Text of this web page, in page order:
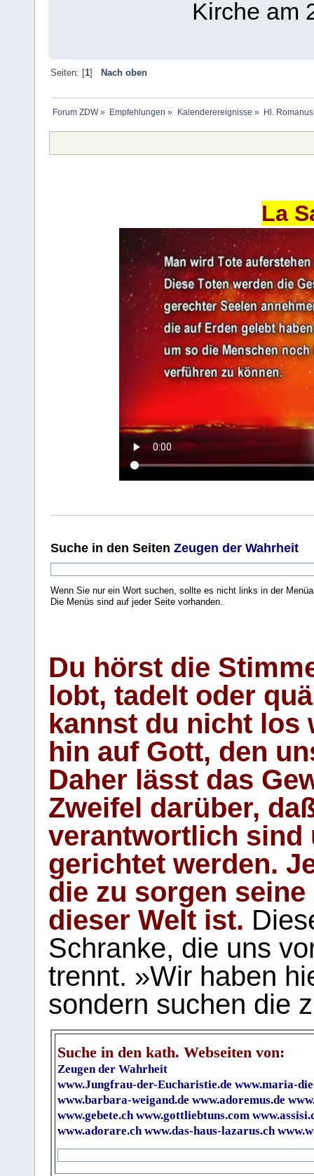
Kirche am
Seiten: [1] Nach oben
Forum ZDW» Empfehlungen » Kalenderereignisse » Hl.
La
Suche in den Seiten Zeugen der Wahrheit
Wenn Sie nur ein Wort suchen, sollte es nicht links in der
Die Menüs sind auf jeder Seite vorhanden.
Du hörst die
lobt, tadelt oder
kannst du nicht los
hin auf Gott, den
Daher lässt das
Zweifel darüber,
verantwortlich sind
gerichtet werden.
die zu sorgen
dieser Welt ist.
Schranke, die uns
trennt. »Wir haben
sondern suchen die
Suche in den kath. Webseiten von:
Zeugen der Wahrheit
www.Jungfrau-der-Eucharistie.de www.maria-
www.barbara-weigand.de www.adoremus.de
www.gebete.ch www.gottliebtuns.com
www.adorare.ch www.das-haus-lazarus.ch